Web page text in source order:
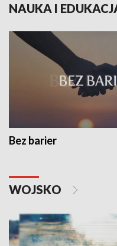
NAUKA I
Bez barier
WOJSKO